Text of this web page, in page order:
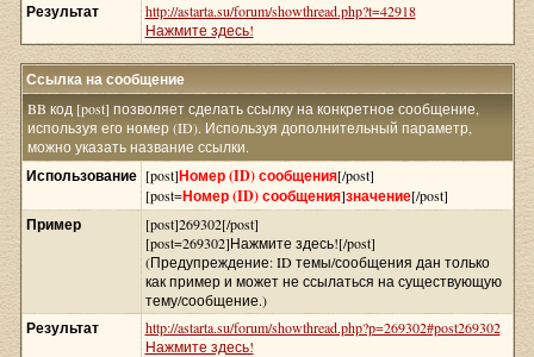
Результат
http://astarta.su/forum/showthread.php?t=42918
Нажмите здесь!
Ссылка на сообщение
BB код [post] позволяет сделать ссылку на конкретное сообщение,
используя его номер (ID). Используя дополнительный параметр,
можно указать название ссылки.
Использование [post]Номер (ID) сообщения[/post]
[post=Номер (ID) сообщения]значение[/post]
Пример
[post]269302[/post]
[post=269302]Нажмите здесь![/post]
(Предупреждение: ID темы/сообщения дан только
как пример и может не ссылаться на существующую
тему/сообщение.)
Результат
http://astarta.su/forum/showthread.php?p=269302#post269302
Нажмите здесь!